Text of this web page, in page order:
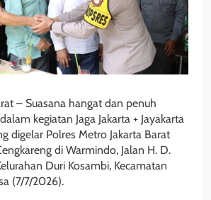
– Suasana hangat dan penuh
kegiatan Jaga Jakarta + Jayakarta
digelar Polres Metro Jakarta Barat
di Warmindo, Jalan H. D.
Duri Kosambi, Kecamatan
(7/7/2026).